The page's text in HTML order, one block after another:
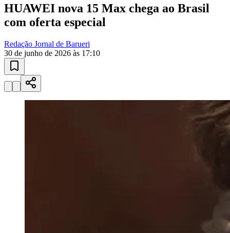
Juventude
HUAWEI nova 15 Max chega ao Brasil
com oferta especial
Redação Jornal de Barueri
30 de junho de 2026 às 17:10